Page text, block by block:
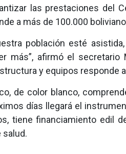
las prestaciones del
a más de 100.000
población esté
más”, afirmó el secretario
y equipos responde
de color blanco,
días llegará el
tiene financiamiento edil
salud.